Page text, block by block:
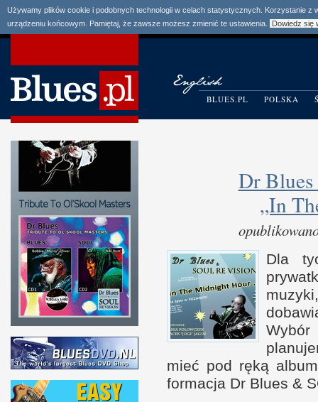
Używamy plików cookie i podobnych technologii w celach statystycznych. Korzystanie
urządzeniu końcowym. Pamiętaj, że zawsze możesz zmienić te ustawienia.
Dowiedz się
BLUES.PL POLSKA
Dr
„In
Dla
mieć pod ręką
for­macja Dr Blues &